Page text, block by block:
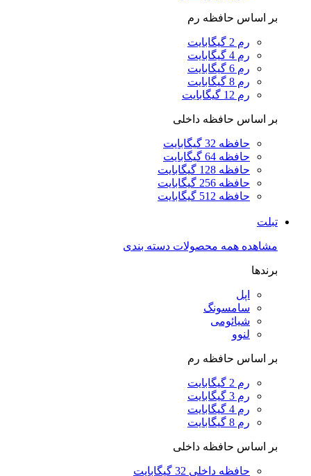
بر اساس حافظه رم
رم 2 گیگابایت
رم 4 گیگابایت
رم 6 گیگابایت
رم 8 گیگابایت
رم 12 گیگابایت
بر اساس حافظه داخلی
حافظه 32 گیگابایت
حافظه 64 گیگابایت
حافظه 128 گیگابایت
حافظه 256 گیگابایت
حافظه 512 گیگابایت
تبلت
مشاهده همه محصولات دسته بندی
برندها
اپل
سامسونگ
شیائومی
لنوو
بر اساس حافظه رم
رم 2 گیگابایت
رم 3 گیگابایت
رم 4 گیگابایت
رم 8 گیگابایت
بر اساس حافظه داخلی
حافظه داخلی 32 گیگابایت